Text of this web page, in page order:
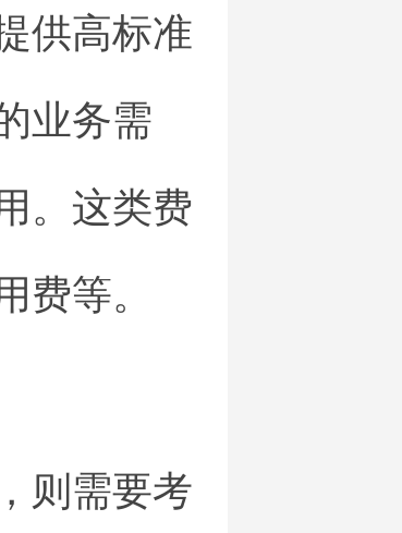
供高标准
业务需
。这类费
费等。
则需要考